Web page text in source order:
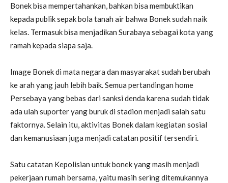
Bonek bisa mempertahankan, bahkan bisa membuktikan
kepada publik sepak bola tanah air bahwa Bonek sudah naik
kelas. Termasuk bisa menjadikan Surabaya sebagai kota yang
ramah kepada siapa saja.
Image Bonek di mata negara dan masyarakat sudah berubah
ke arah yang jauh lebih baik. Semua pertandingan home
Persebaya yang bebas dari sanksi denda karena sudah tidak
ada ulah suporter yang buruk di stadion menjadi salah satu
faktornya. Selain itu, aktivitas Bonek dalam kegiatan sosial
dan kemanusiaan juga menjadi catatan positif tersendiri.
Satu catatan Kepolisian untuk bonek yang masih menjadi
pekerjaan rumah bersama, yaitu masih sering ditemukannya